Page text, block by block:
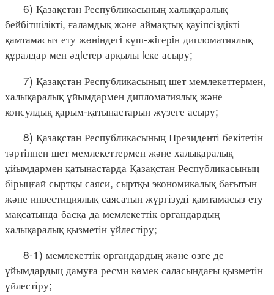
6) Қазақстан Республикасының халықаралық
бейбiтшiлiктi, ғаламдық және аймақтық қауiпсiздiктi
қамтамасыз ету жөнiндегi күш-жiгерiн дипломатиялық
құралдар мен әдiстер арқылы iске асыру;
7) Қазақстан Республикасының шет мемлекеттермен,
халықаралық ұйымдармен дипломатиялық және
консулдық қарым-қатынастарын жүзеге асыру;
8) Қазақстан Республикасының Президенті бекітетін
тәртіппен шет мемлекеттермен және халықаралық
ұйымдармен қатынастарда Қазақстан Республикасының
бірыңғай сыртқы саяси, сыртқы экономикалық бағытын
және инвестициялық саясатын жүргізуді қамтамасыз ету
мақсатында басқа да мемлекеттік органдардың
халықаралық қызметін үйлестіру;
8-1) мемлекеттік органдардың және өзге де
ұйымдардың дамуға ресми көмек саласындағы қызметін
үйлестіру;